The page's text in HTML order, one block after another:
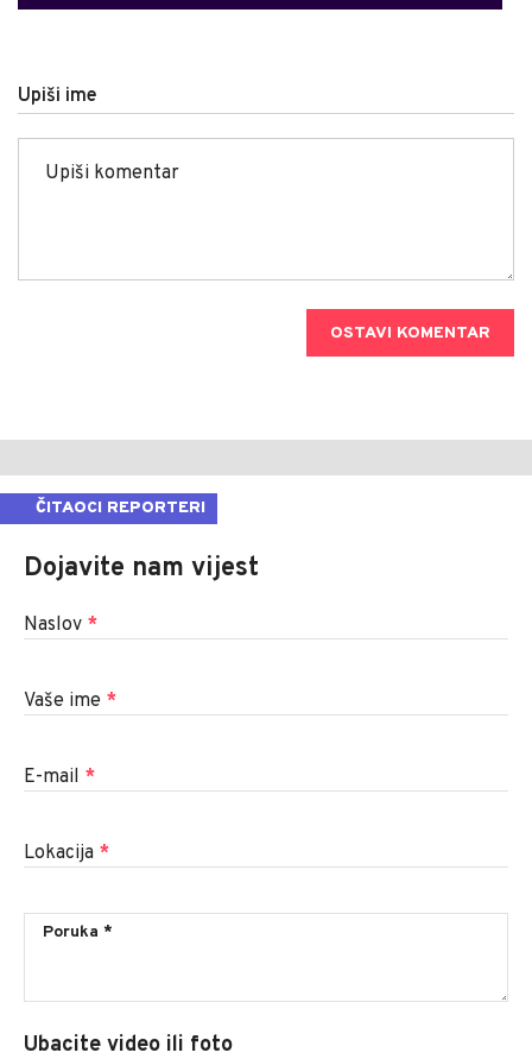
Upiši ime
OSTAVI KOMENTAR
ČITAOCI REPORTERI
Dojavite nam vijest
Naslov *
Vaše ime *
E-mail *
Lokacija *
Ubacite video ili foto